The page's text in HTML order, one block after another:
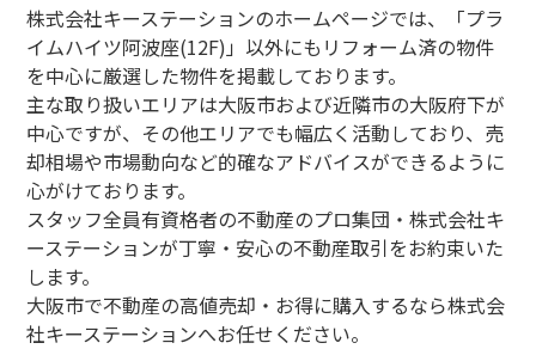
株式会社キーステーションのホームページでは、「プラ
イムハイツ阿波座(12F)」以外にもリフォーム済の物件
を中心に厳選した物件を掲載しております。
主な取り扱いエリアは大阪市および近隣市の大阪府下が
中心ですが、その他エリアでも幅広く活動しており、売
却相場や市場動向など的確なアドバイスができるように
心がけております。
スタッフ全員有資格者の不動産のプロ集団・株式会社キ
ーステーションが丁寧・安心の不動産取引をお約束いた
します。
大阪市で不動産の高値売却・お得に購入するなら株式会
社キーステーションへお任せください。